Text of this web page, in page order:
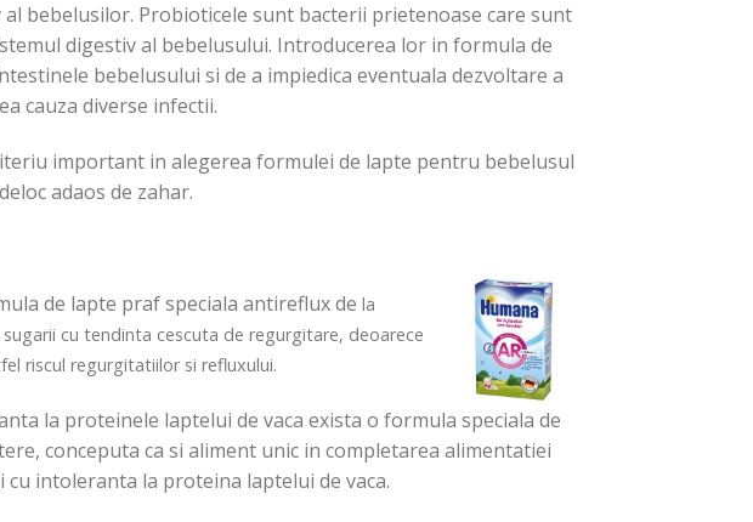
bebelusilor. Probioticele sunt bacterii prietenoase care sunt
digestiv al bebelusului. Introducerea lor in formula de
bebelusului si de a impiedica eventuala dezvoltare a
cauza diverse infectii.
important in alegerea formulei de lapte pentru bebelusul
adaos de zahar.
de lapte praf speciala antireflux de la
cu tendinta cescuta de regurgitare, deoarece
riscul regurgitatiilor si refluxului.
la proteinele laptelui de vaca exista o formula speciala de
conceputa ca si aliment unic in completarea alimentatiei
intoleranta la proteina laptelui de vaca.